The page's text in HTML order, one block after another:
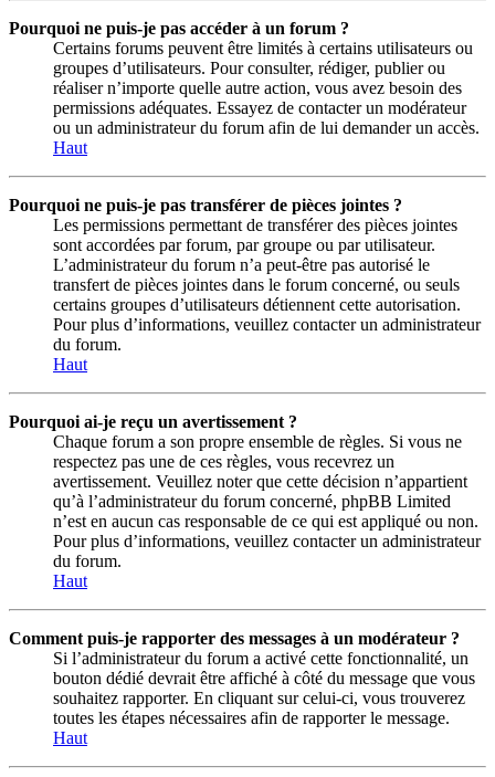
Pourquoi ne puis-je pas accéder à un forum ?
Certains forums peuvent être limités à certains utilisateurs ou
groupes d’utilisateurs. Pour consulter, rédiger, publier ou
réaliser n’importe quelle autre action, vous avez besoin des
permissions adéquates. Essayez de contacter un modérateur
ou un administrateur du forum afin de lui demander un accès.
Haut
Pourquoi ne puis-je pas transférer de pièces jointes ?
Les permissions permettant de transférer des pièces jointes
sont accordées par forum, par groupe ou par utilisateur.
L’administrateur du forum n’a peut-être pas autorisé le
transfert de pièces jointes dans le forum concerné, ou seuls
certains groupes d’utilisateurs détiennent cette autorisation.
Pour plus d’informations, veuillez contacter un administrateur
du forum.
Haut
Pourquoi ai-je reçu un avertissement ?
Chaque forum a son propre ensemble de règles. Si vous ne
respectez pas une de ces règles, vous recevrez un
avertissement. Veuillez noter que cette décision n’appartient
qu’à l’administrateur du forum concerné, phpBB Limited
n’est en aucun cas responsable de ce qui est appliqué ou non.
Pour plus d’informations, veuillez contacter un administrateur
du forum.
Haut
Comment puis-je rapporter des messages à un modérateur ?
Si l’administrateur du forum a activé cette fonctionnalité, un
bouton dédié devrait être affiché à côté du message que vous
souhaitez rapporter. En cliquant sur celui-ci, vous trouverez
toutes les étapes nécessaires afin de rapporter le message.
Haut